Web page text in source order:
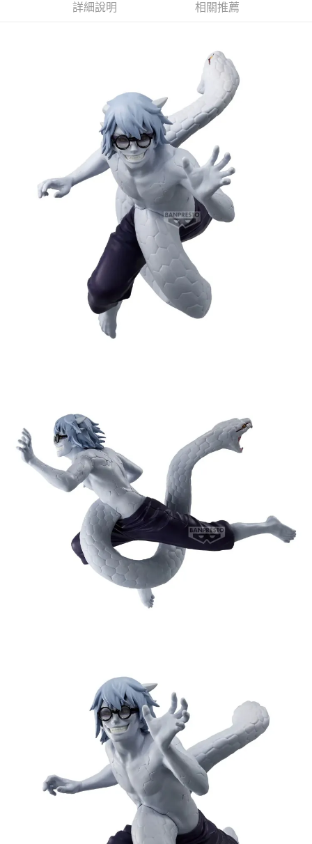
【繳款方式說明】
1.本服務係由「台灣大哥大股份有限公司」（以下簡稱本公司）所提供，讓
用戶於交易時，得透過本服務購買商品或服務，並由商店將買賣／分期付款
買賣價金債權讓與本公司後，依約使用本公司帳單繳交帳款。
2.基於同意付款使用「大哥付你分期」之契約關係目的，商店將以您的個人
資料（包含姓名、電話或地址）提供予台灣大哥大進項蒐集、處理及利用，
由本公司與您本人進行分期帳單所需資料之確認、核對及更正。
3.完整用戶服務條款，請詳閱以下連結：
https://oppay.tw/userRule
預購-付款後全家取貨(舊)
預購-付款後7-11取貨(舊)
每筆NT$90，滿NT$3,000(含以上)免運費
每筆NT$120，滿NT$3,000(含以上)免運費
預購-宅配(離島)(舊)
每筆NT$160，滿NT$3,000(含以上)免運費
東海門市自取，需自備購物袋取貨唷。
詳細說明 相關推薦